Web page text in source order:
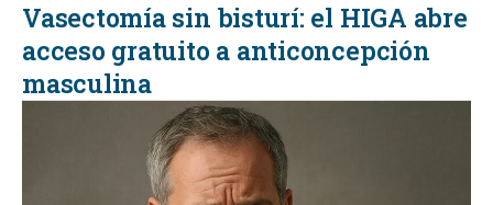
Vasectomía sin bisturí: el HIGA abre
acceso gratuito a anticoncepción
masculina